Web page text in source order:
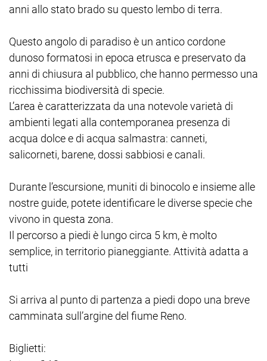
anni allo stato brado su questo lembo di terra.
Questo angolo di paradiso è un antico cordone
dunoso formatosi in epoca etrusca e preservato da
anni di chiusura al pubblico, che hanno permesso una
ricchissima biodiversità di specie.
L’area è caratterizzata da una notevole varietà di
ambienti legati alla contemporanea presenza di
acqua dolce e di acqua salmastra: canneti,
salicorneti, barene, dossi sabbiosi e canali.
Durante l’escursione, muniti di binocolo e insieme alle
nostre guide, potete identificare le diverse specie che
vivono in questa zona.
Il percorso a piedi è lungo circa 5 km, è molto
semplice, in territorio pianeggiante. Attività adatta a
tutti
Si arriva al punto di partenza a piedi dopo una breve
camminata sull’argine del fiume Reno.
Biglietti: